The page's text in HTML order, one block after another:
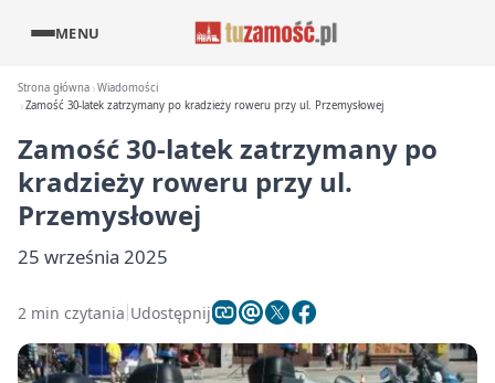
MENU
Strona główna Wiadomości
Zamość 30-latek zatrzymany po kradzieży roweru przy ul. Przemysłowej
Zamość 30-latek zatrzymany po
kradzieży roweru przy ul.
Przemysłowej
25 września 2025
2 min czytania Udostępnij